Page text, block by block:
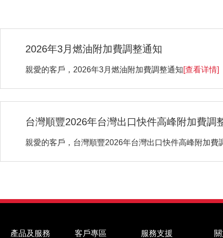
2026年3月燃油附加費調整通知
親愛的客戶，2026年3月燃油附加費調整通知[查看详情]
台灣順豐2026年台灣出口快件高峰附加費調
親愛的客戶，台灣順豐2026年台灣出口快件高峰附加費
產品及服務 客戶專區 服務支援